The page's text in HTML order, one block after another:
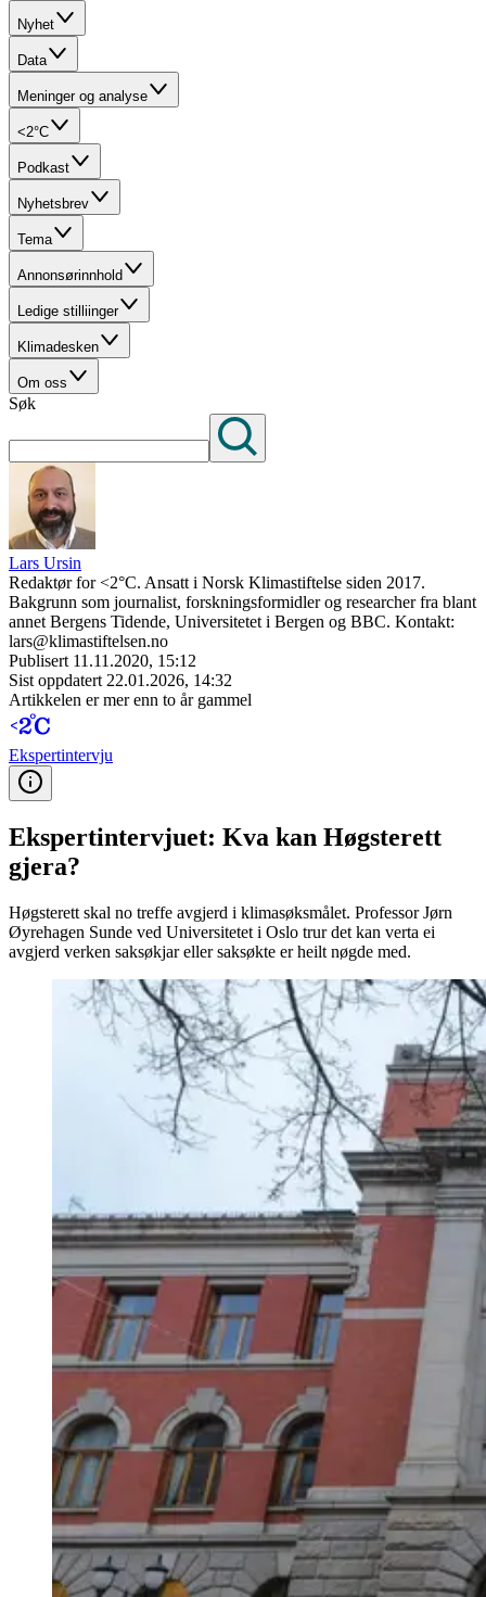
Nyhet
Data
Meninger og analyse
<2°C
Podkast
Nyhetsbrev
Tema
Annonsørinnhold
Ledige stilliinger
Klimadesken
Om oss
Søk
Lars Ursin
Redaktør for <2°C. Ansatt i Norsk Klimastiftelse siden 2017.
Bakgrunn som journalist, forskningsformidler og researcher fra blant
annet Bergens Tidende, Universitetet i Bergen og BBC. Kontakt:
lars@klimastiftelsen.no
Publisert 11.11.2020, 15:12
Sist oppdatert 22.01.2026, 14:32
Artikkelen er mer enn to år gammel
Ekspert­intervju
Ekspertintervjuet: Kva kan Høgsterett
gjera?
Høgsterett skal no treffe avgjerd i klimasøksmålet. Professor Jørn
Øyrehagen Sunde ved Universitetet i Oslo trur det kan verta ei
avgjerd verken saksøkjar eller saksøkte er heilt nøgde med.